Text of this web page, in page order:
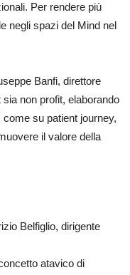
Per rendere più
negli spazi del Mind nel
Banfi, direttore
non profit, elaborando
su patient journey,
il valore della
Belfiglio, dirigente
atavico di